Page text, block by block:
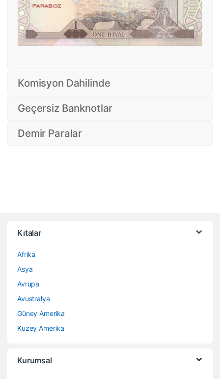
Komisyon Dahilinde
Geçersiz Banknotlar
Demir Paralar
Kıtalar
Afrika
Asya
Avrupa
Avustralya
Güney Amerika
Kuzey Amerika
Kurumsal